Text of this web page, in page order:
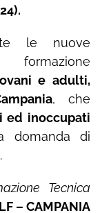
le nuove
e adulti,
, che
ed inoccupati
domanda di
Tecnica
– CAMPANIA